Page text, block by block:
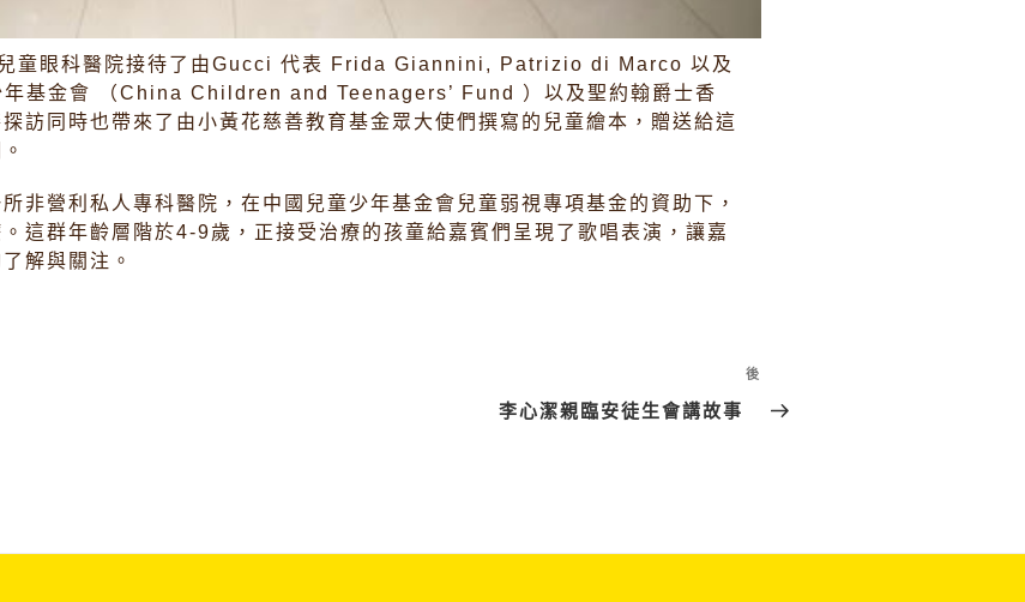
童眼科醫院接待了由Gucci 代表 Frida Giannini, Patrizio di Marco 以及
年基金會 （China Children and Teenagers’ Fund ）以及聖約翰爵士香
訪同時也帶來了由小黃花慈善教育基金眾大使們撰寫的兒童繪本，贈送給這
非營利私人專科醫院，在中國兒童少年基金會兒童弱視專項基金的資助下，
這群年齡層階於4-9歲，正接受治療的孩童給嘉賓們呈現了歌唱表演，讓嘉
解與關注。
篇
後
李心潔親臨安徒生會講故事